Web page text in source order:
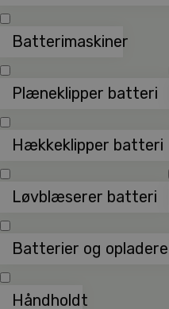
Batterimaskiner
Plæneklipper batteri
Hækkeklipper batteri
Løvblæserer batteri
Batterier og opladere
Håndholdt